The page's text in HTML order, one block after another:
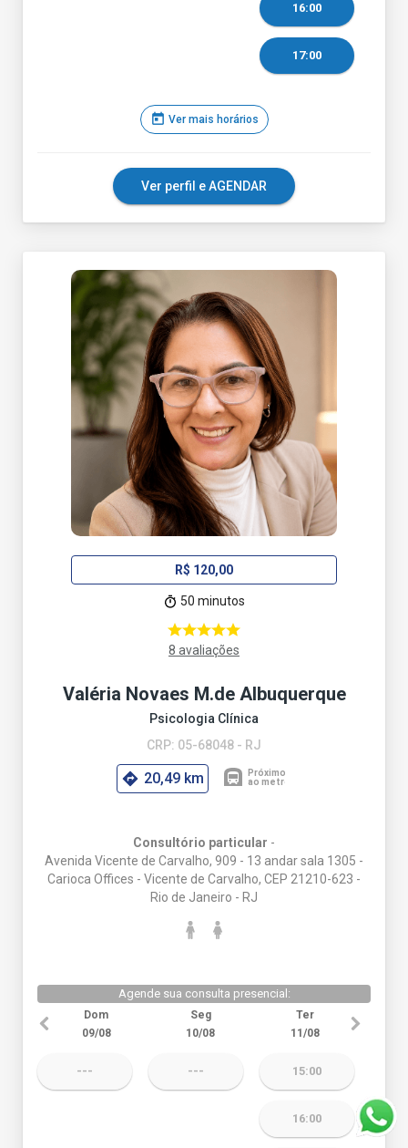
16:00
17:00
today Ver mais horários
Ver perfil e AGENDAR
R$ 120,00
50 minutos
8 avaliações
Valéria Novaes M.de Albuquerque
Psicologia Clínica
CRP: 05-68048 - RJ
20,49 km
Consultório particular -
Avenida Vicente de Carvalho, 909 - 13 andar sala 1305 -
Carioca Offices - Vicente de Carvalho, CEP 21210-623 -
Rio de Janeiro - RJ
Agende sua consulta presencial:
Dom
09/08
Seg
10/08
Ter
11/08
--- --- 15:00
16:00